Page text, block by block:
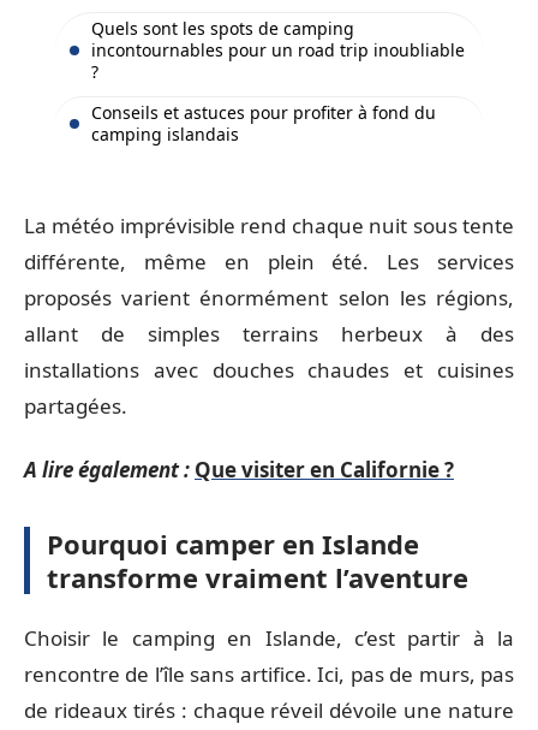
Quels sont les spots de camping
incontournables pour un road trip inoubliable
?
Conseils et astuces pour profiter à fond du
camping islandais
La météo imprévisible rend chaque nuit sous tente
différente, même en plein été. Les services
proposés varient énormément selon les régions,
allant de simples terrains herbeux à des
installations avec douches chaudes et cuisines
partagées.
A lire également : Que visiter en Californie ?
Pourquoi camper en Islande
transforme vraiment l’aventure
Choisir le camping en Islande, c’est partir à la
rencontre de l’île sans artifice. Ici, pas de murs, pas
de rideaux tirés : chaque réveil dévoile une nature